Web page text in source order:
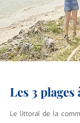
Les 3 plages
Le littoral de la